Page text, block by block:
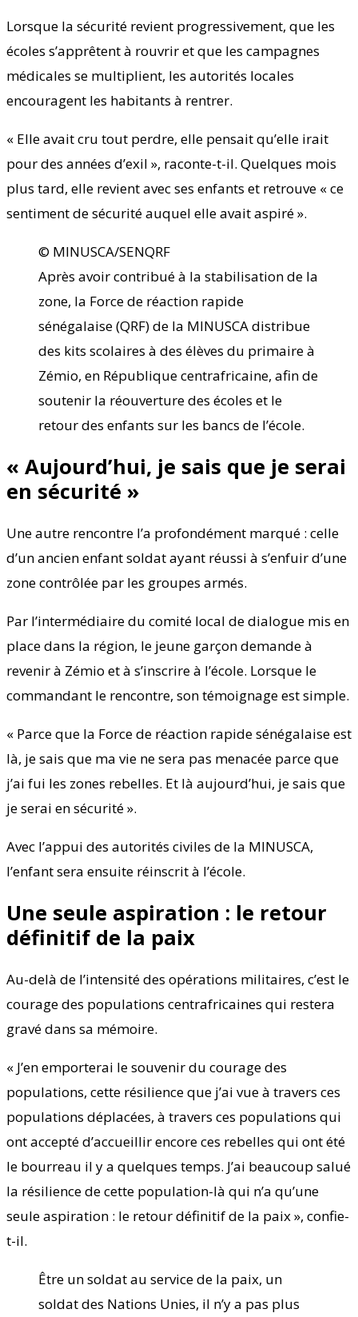
Lorsque la sécurité revient progressivement, que les
écoles s’apprêtent à rouvrir et que les campagnes
médicales se multiplient, les autorités locales
encouragent les habitants à rentrer.
« Elle avait cru tout perdre, elle pensait qu’elle irait
pour des années d’exil », raconte-t-il. Quelques mois
plus tard, elle revient avec ses enfants et retrouve « ce
sentiment de sécurité auquel elle avait aspiré ».
© MINUSCA/SENQRF
Après avoir contribué à la stabilisation de la
zone, la Force de réaction rapide
sénégalaise (QRF) de la MINUSCA distribue
des kits scolaires à des élèves du primaire à
Zémio, en République centrafricaine, afin de
soutenir la réouverture des écoles et le
retour des enfants sur les bancs de l’école.
« Aujourd’hui, je sais que je serai
en sécurité »
Une autre rencontre l’a profondément marqué : celle
d’un ancien enfant soldat ayant réussi à s’enfuir d’une
zone contrôlée par les groupes armés.
Par l’intermédiaire du comité local de dialogue mis en
place dans la région, le jeune garçon demande à
revenir à Zémio et à s’inscrire à l’école. Lorsque le
commandant le rencontre, son témoignage est simple.
« Parce que la Force de réaction rapide sénégalaise est
là, je sais que ma vie ne sera pas menacée parce que
j’ai fui les zones rebelles. Et là aujourd’hui, je sais que
je serai en sécurité ».
Avec l’appui des autorités civiles de la MINUSCA,
l’enfant sera ensuite réinscrit à l’école.
Une seule aspiration : le retour
définitif de la paix
Au-delà de l’intensité des opérations militaires, c’est le
courage des populations centrafricaines qui restera
gravé dans sa mémoire.
« J’en emporterai le souvenir du courage des
populations, cette résilience que j’ai vue à travers ces
populations déplacées, à travers ces populations qui
ont accepté d’accueillir encore ces rebelles qui ont été
le bourreau il y a quelques temps. J’ai beaucoup salué
la résilience de cette population-là qui n’a qu’une
seule aspiration : le retour définitif de la paix », confie-
t-il.
Être un soldat au service de la paix, un
soldat des Nations Unies, il n’y a pas plus